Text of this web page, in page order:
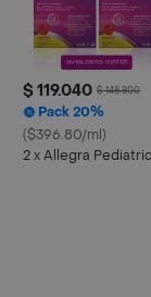
$ 119.040 $ 148.800
Pack 20%
($396.80/ml)
2 x Allegra